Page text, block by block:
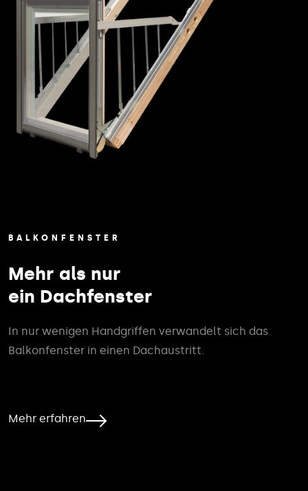
BALKONFENSTER
Mehr als nur
ein Dachfenster
In nur wenigen Handgriffen verwandelt sich das
Balkonfenster in einen Dachaustritt.
Mehr erfahren